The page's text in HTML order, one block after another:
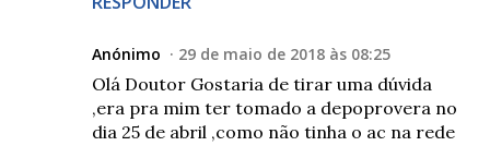
Anónimo 29 de maio de 2018 às 08:25
Olá Doutor Gostaria de tirar uma dúvida
,era pra mim ter tomado a depoprovera no
dia 25 de abril ,como não tinha o ac na rede